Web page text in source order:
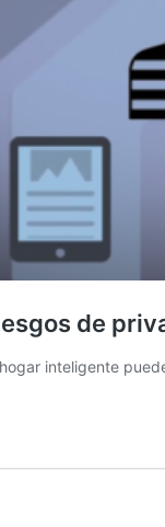
de
inteligente